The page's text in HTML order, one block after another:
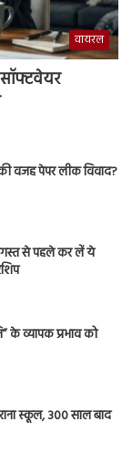
वायरल
वजह पेपर लीक विवाद?
से पहले कर लें ये
के व्यापक प्रभाव को
स्कूल, 300 साल बाद